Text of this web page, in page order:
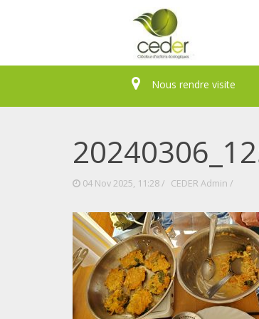
Nous rendre visite
04 Nov 2025, 11:28 / CEDER Admin /